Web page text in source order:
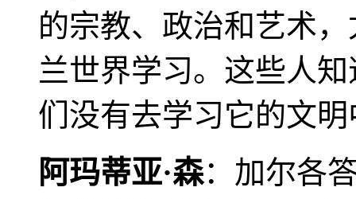
的宗教、政治和艺术
兰世界学习。这些人
们没有去学习它的文
阿玛蒂亚·森：加尔各